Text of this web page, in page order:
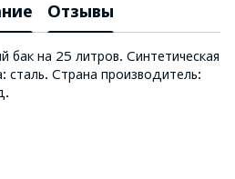
Отзывы
бак на 25 литров. Синтетическая
сталь. Страна производитель: